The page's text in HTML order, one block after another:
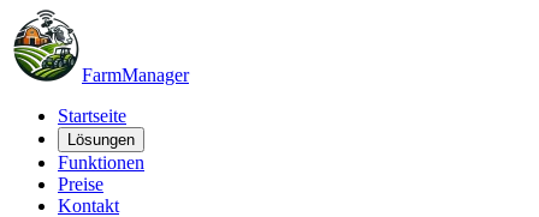
FarmManager
Startseite
Lösungen
Funktionen
Preise
Kontakt